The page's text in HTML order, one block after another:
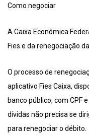
Como negociar
A Caixa Econômica
Fies e da renegociação
O processo de
aplicativo Fies Caixa,
banco público, com CPF
dívidas não precisa se
para renegociar o débito.